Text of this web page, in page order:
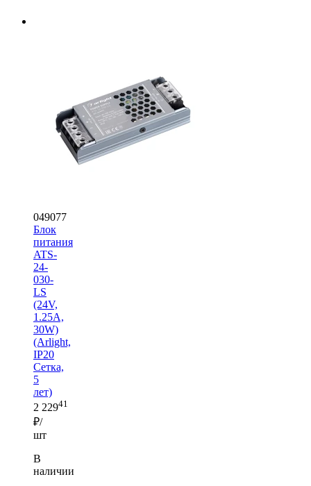
049077
Блок
питания
ATS-
24-
030-
LS
(24V,
1.25A,
30W)
(Arlight,
IP20
Сетка,
5
лет)
2 22941
₽/
шт
В
наличии